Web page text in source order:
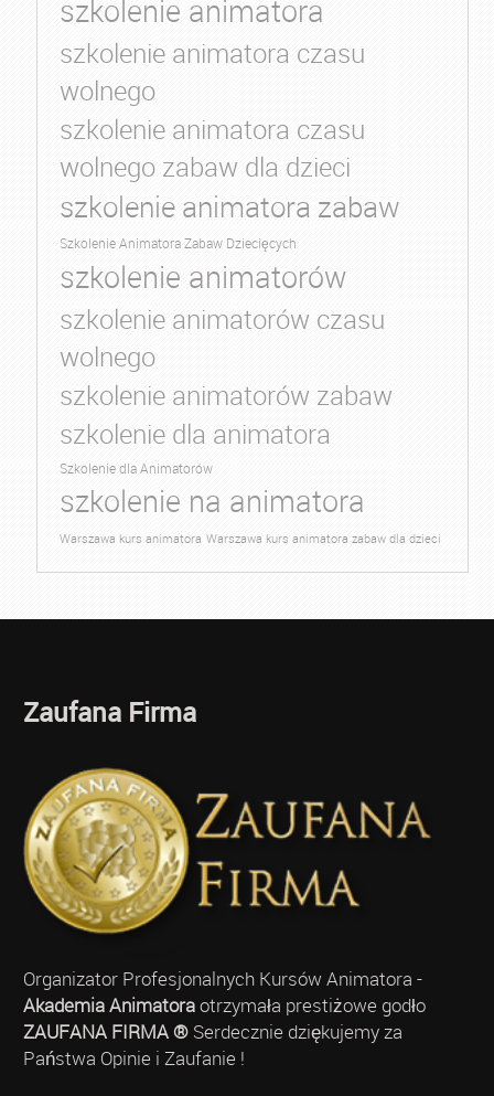
szkolenie animatora
szkolenie animatora czasu
wolnego
szkolenie animatora czasu
wolnego zabaw dla dzieci
szkolenie animatora zabaw
Szkolenie Animatora Zabaw Dziecięcych
szkolenie animatorów
szkolenie animatorów czasu
wolnego
szkolenie animatorów zabaw
szkolenie dla animatora
Szkolenie dla Animatorów
szkolenie na animatora
Warszawa kurs animatora Warszawa kurs animatora zabaw dla dzieci
Zaufana Firma
Organizator Profesjonalnych Kursów Animatora -
Akademia Animatoraotrzymała prestiżowe godło
ZAUFANA FIRMA ®Serdecznie dziękujemy za
Państwa Opinie i Zaufanie !